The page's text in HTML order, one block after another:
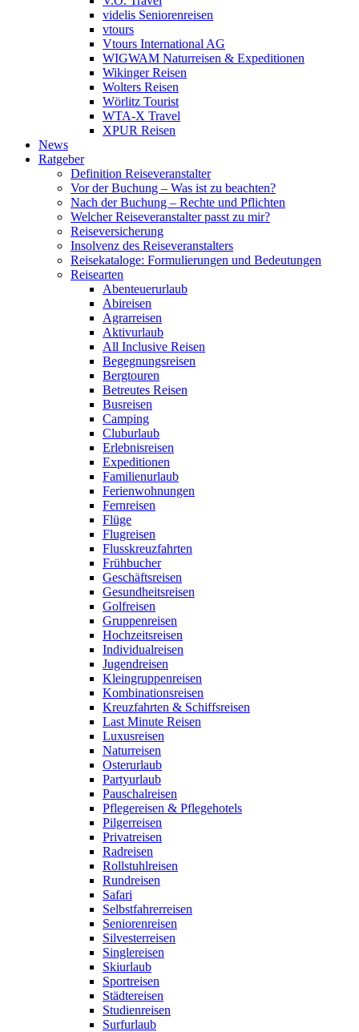
videlis Seniorenreisen
vtours
Vtours International AG
WIGWAM Naturreisen & Expeditionen
Wikinger Reisen
Wolters Reisen
Wörlitz Tourist
WTA-X Travel
XPUR Reisen
News
Ratgeber
Definition Reiseveranstalter
Vor der Buchung – Was ist zu beachten?
Nach der Buchung – Rechte und Pflichten
Welcher Reiseveranstalter passt zu mir?
Reiseversicherung
Insolvenz des Reiseveranstalters
Reisekataloge: Formulierungen und Bedeutungen
Reisearten
Abenteuerurlaub
Abireisen
Agrarreisen
Aktivurlaub
All Inclusive Reisen
Begegnungsreisen
Bergtouren
Betreutes Reisen
Busreisen
Camping
Cluburlaub
Erlebnisreisen
Expeditionen
Familienurlaub
Ferienwohnungen
Fernreisen
Flüge
Flugreisen
Flusskreuzfahrten
Frühbucher
Geschäftsreisen
Gesundheitsreisen
Golfreisen
Gruppenreisen
Hochzeitsreisen
Individualreisen
Jugendreisen
Kleingruppenreisen
Kombinationsreisen
Kreuzfahrten & Schiffsreisen
Last Minute Reisen
Luxusreisen
Naturreisen
Osterurlaub
Partyurlaub
Pauschalreisen
Pflegereisen & Pflegehotels
Pilgerreisen
Privatreisen
Radreisen
Rollstuhlreisen
Rundreisen
Safari
Selbstfahrerreisen
Seniorenreisen
Silvesterreisen
Singlereisen
Skiurlaub
Sportreisen
Städtereisen
Studienreisen
Surfurlaub